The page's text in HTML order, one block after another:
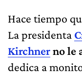
Hace tiempo
La presidenta
Kirchnerno le
dedica a